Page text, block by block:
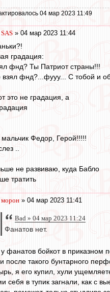
04 мар 2023 11:49
SAS » 04 мар 2023 11:44
градация:
фнд? Ты Патриот страны!!!
взял фнд?...фууу... С тобой и
это не градация, а
мальчик Федор, Герой!!!!!
..
не развиваю, куда Бабло
тратить
морон » 04 мар 2023 11:41
Bad » 04 мар 2023 11:24
Фанатов нет.
у фанатов бойкот в приказном
после такого бунтарного
я его купил, хули
себя в тупик загнали, как с